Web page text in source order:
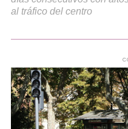
al tráfico del centro